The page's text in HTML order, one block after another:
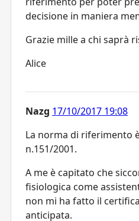
decisione in maniera
Grazie mille a chi saprà
Alice
Nazg 17/10/2017 19:08
La norma di riferimento
n.151/2001.
A me è capitato che
fisiologica come
non mi ha fatto il
anticipata.